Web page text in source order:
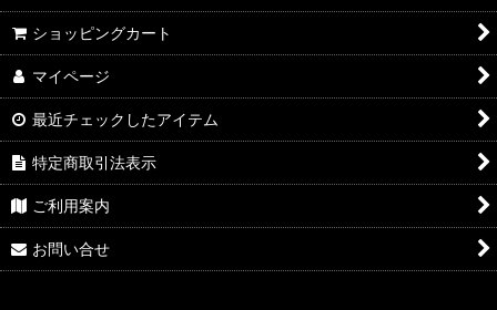
ショッピングカート
マイページ
最近チェックしたアイテム
特定商取引法表示
ご利用案内
お問い合せ